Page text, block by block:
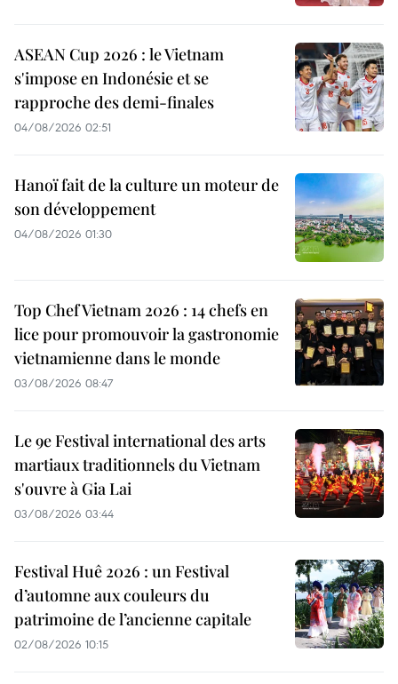
ASEAN Cup 2026 : le Vietnam
s'impose en Indonésie et se
rapproche des demi-finales
04/08/2026 02:51
Hanoï fait de la culture un moteur de
son développement
04/08/2026 01:30
Top Chef Vietnam 2026 : 14 chefs en
lice pour promouvoir la gastronomie
vietnamienne dans le monde
03/08/2026 08:47
Le 9e Festival international des arts
martiaux traditionnels du Vietnam
s'ouvre à Gia Lai
03/08/2026 03:44
Festival Huê 2026 : un Festival
d’automne aux couleurs du
patrimoine de l’ancienne capitale
02/08/2026 10:15